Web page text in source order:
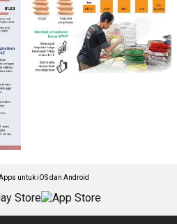
untuk iOS dan Android